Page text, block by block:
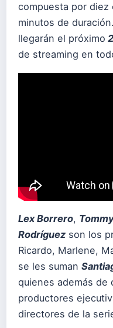
compuesta por
minutos de
llegarán el próximo
de streaming en
Lex Borrero,
Rodríguez son los
Ricardo, Marlene,
se les suman
quienes además de
productores
directores de la